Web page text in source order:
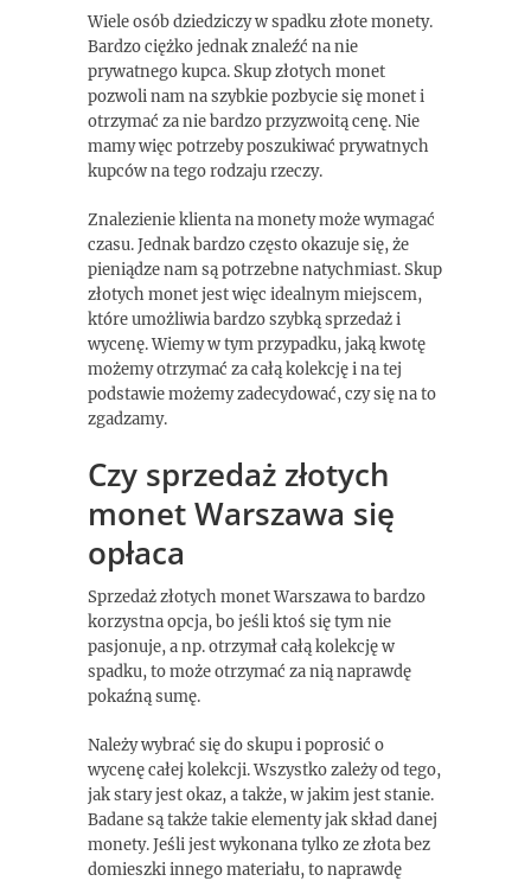
Wiele osób dziedziczy w spadku złote monety.
Bardzo ciężko jednak znaleźć na nie
prywatnego kupca. Skup złotych monet
pozwoli nam na szybkie pozbycie się monet i
otrzymać za nie bardzo przyzwoitą cenę. Nie
mamy więc potrzeby poszukiwać prywatnych
kupców na tego rodzaju rzeczy.
Znalezienie klienta na monety może wymagać
czasu. Jednak bardzo często okazuje się, że
pieniądze nam są potrzebne natychmiast. Skup
złotych monet jest więc idealnym miejscem,
które umożliwia bardzo szybką sprzedaż i
wycenę. Wiemy w tym przypadku, jaką kwotę
możemy otrzymać za całą kolekcję i na tej
podstawie możemy zadecydować, czy się na to
zgadzamy.
Czy sprzedaż złotych
monet Warszawa się
opłaca
Sprzedaż złotych monet Warszawa to bardzo
korzystna opcja, bo jeśli ktoś się tym nie
pasjonuje, a np. otrzymał całą kolekcję w
spadku, to może otrzymać za nią naprawdę
pokaźną sumę.
Należy wybrać się do skupu i poprosić o
wycenę całej kolekcji. Wszystko zależy od tego,
jak stary jest okaz, a także, w jakim jest stanie.
Badane są także takie elementy jak skład danej
monety. Jeśli jest wykonana tylko ze złota bez
domieszki innego materiału, to naprawdę